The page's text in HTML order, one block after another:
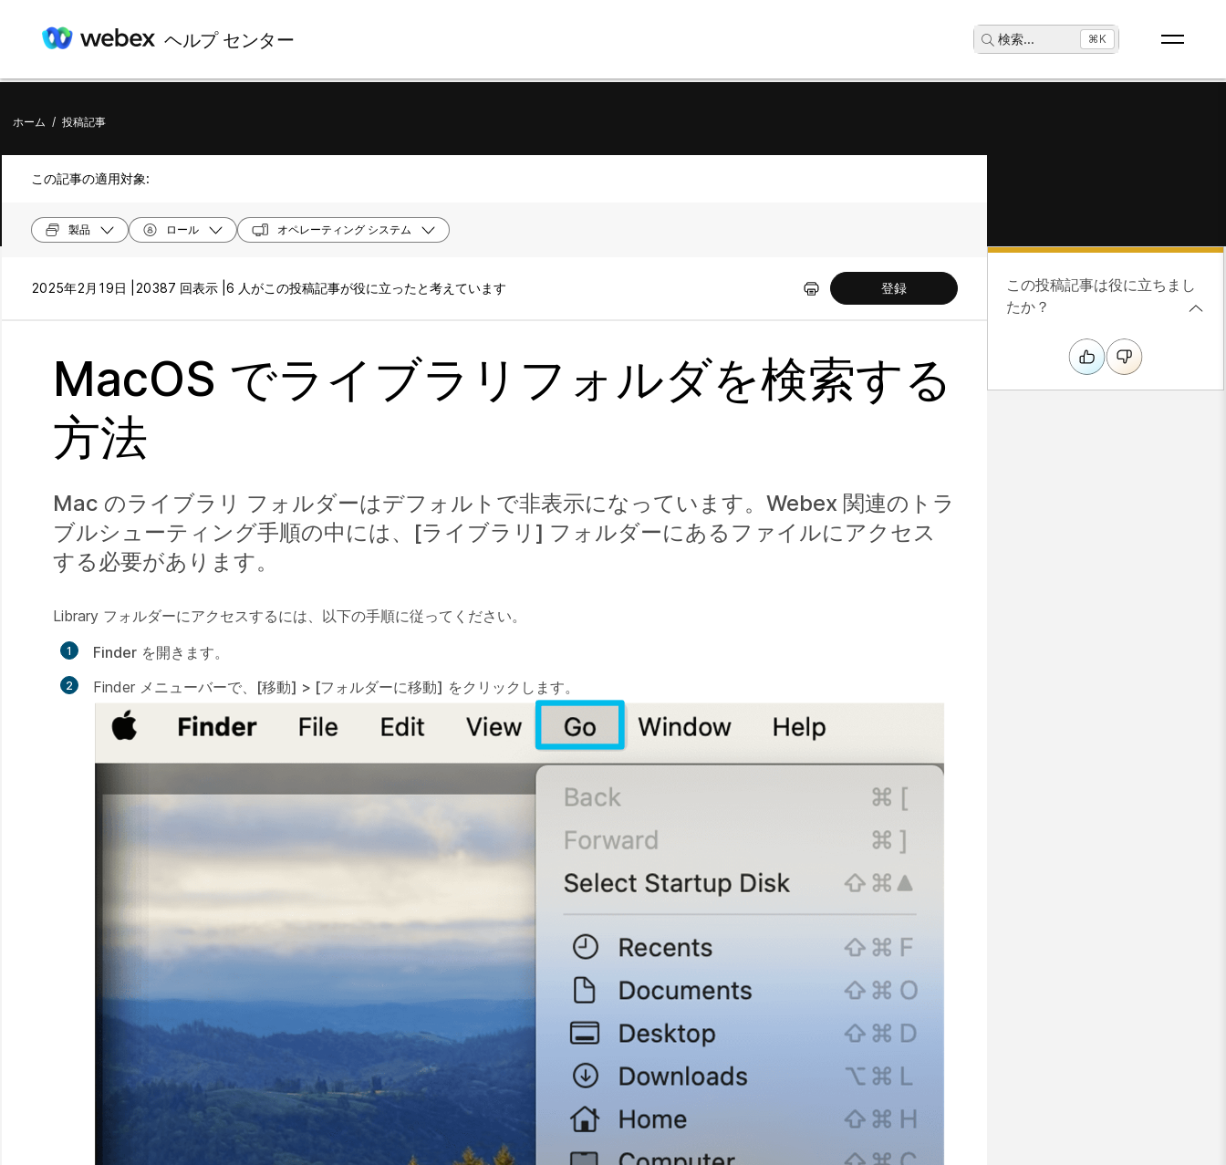
ヘルプ センター 検索... ⌘K
ホーム / 投稿記事
この記事の適用対象:
製品 ロール オペレーティング システム
2025年2月19日 | 20387 回表示 | 6 人がこの投稿記事が役に立ったと考えています 登録
MacOS でライブラリフォルダを検索する
方法
Mac のライブラリ フォルダーはデフォルトで非表示になっています。Webex 関連のトラ
ブルシューティング手順の中には、[ライブラリ] フォルダーにあるファイルにアクセス
する必要があります。
Library フォルダーにアクセスするには、以下の手順に従ってください。
Finder を開きます。
Finder メニューバーで、 [移動] > [フォルダーに移動] をクリックします。
この投稿記事は役に立ちまし
たか？